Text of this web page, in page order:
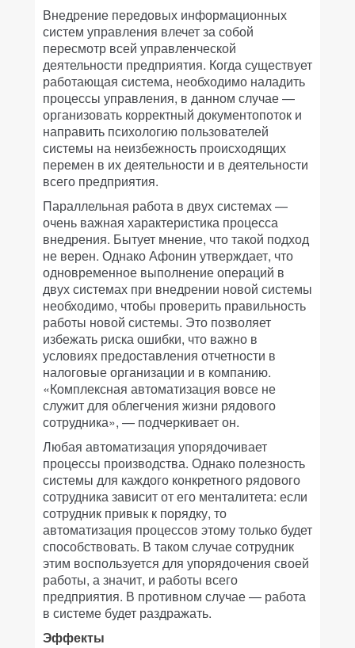
Внедрение передовых информационных
систем управления влечет за собой
пересмотр всей управленческой
деятельности предприятия. Когда существует
работающая система, необходимо наладить
процессы управления, в данном случае —
организовать корректный документопоток и
направить психологию пользователей
системы на неизбежность происходящих
перемен в их деятельности и в деятельности
всего предприятия.
Параллельная работа в двух системах —
очень важная характеристика процесса
внедрения. Бытует мнение, что такой подход
не верен. Однако Афонин утверждает, что
одновременное выполнение операций в
двух системах при внедрении новой системы
необходимо, чтобы проверить правильность
работы новой системы. Это позволяет
избежать риска ошибки, что важно в
условиях предоставления отчетности в
налоговые организации и в компанию.
«Комплексная автоматизация вовсе не
служит для облегчения жизни рядового
сотрудника», — подчеркивает он.
Любая автоматизация упорядочивает
процессы производства. Однако полезность
системы для каждого конкретного рядового
сотрудника зависит от его менталитета: если
сотрудник привык к порядку, то
автоматизация процессов этому только будет
способствовать. В таком случае сотрудник
этим воспользуется для упорядочения своей
работы, а значит, и работы всего
предприятия. В противном случае — работа
в системе будет раздражать.
Эффекты